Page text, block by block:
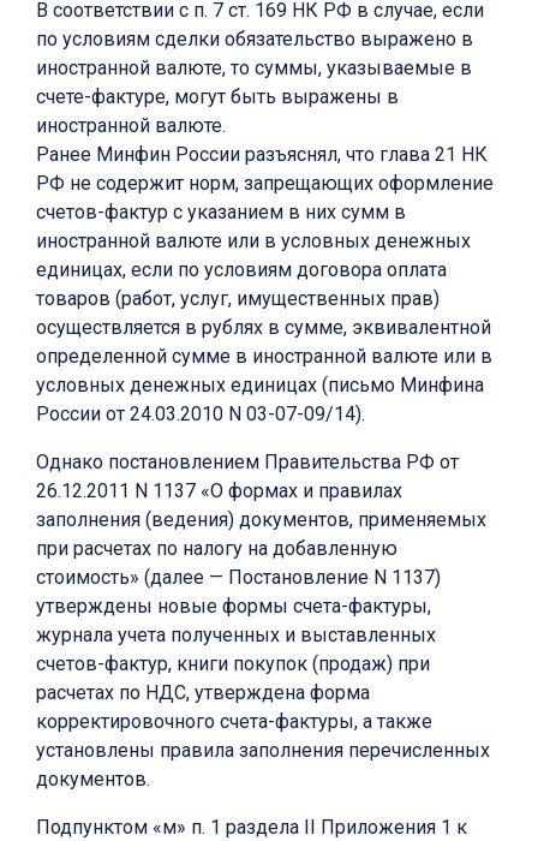
В соответствии с п. 7 ст. 169 НК РФ в случае, если
по условиям сделки обязательство выражено в
иностранной валюте, то суммы, указываемые в
счете-фактуре, могут быть выражены в
иностранной валюте.
Ранее Минфин России разъяснял, что глава 21 НК
РФ не содержит норм, запрещающих оформление
счетов-фактур с указанием в них сумм в
иностранной валюте или в условных денежных
единицах, если по условиям договора оплата
товаров (работ, услуг, имущественных прав)
осуществляется в рублях в сумме, эквивалентной
определенной сумме в иностранной валюте или в
условных денежных единицах (письмо Минфина
России от 24.03.2010 N 03-07-09/14).
Однако постановлением Правительства РФ от
26.12.2011 N 1137 «О формах и правилах
заполнения (ведения) документов, применяемых
при расчетах по налогу на добавленную
стоимость» (далее — Постановление N 1137)
утверждены новые формы счета-фактуры,
журнала учета полученных и выставленных
счетов-фактур, книги покупок (продаж) при
расчетах по НДС, утверждена форма
корректировочного счета-фактуры, а также
установлены правила заполнения перечисленных
документов.
Подпунктом «м» п. 1 раздела II Приложения 1 к